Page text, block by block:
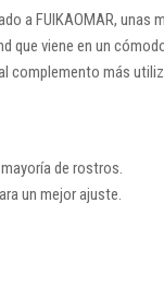
a FUIKAOMAR,
que viene en un
complemento más
de rostros.
un mejor ajuste.